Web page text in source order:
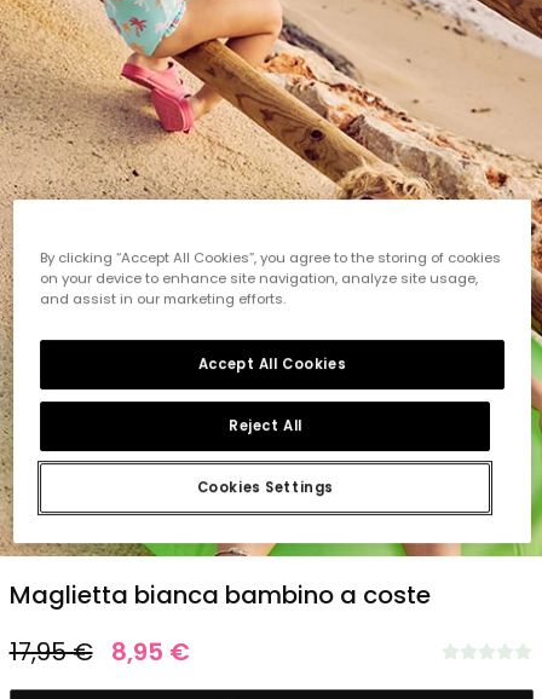
Maglietta bianca bambino a coste
17,95 € 8,95 €
By clicking “Accept All Cookies”, you agree to the storing of cookies
on your device to enhance site navigation, analyze site usage,
and assist in our marketing efforts.
Cookies Settings
Reject All
Accept All Cookies